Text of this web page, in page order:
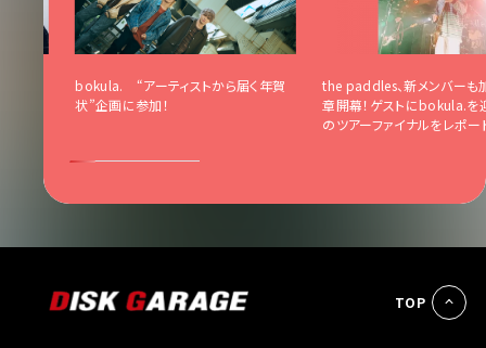
bokula. “アーティストから届く年賀
状”企画に参加！
the paddles、新メンバーも
章開幕！ゲストにbokula.を
のツアーファイナルをレポー
TOP